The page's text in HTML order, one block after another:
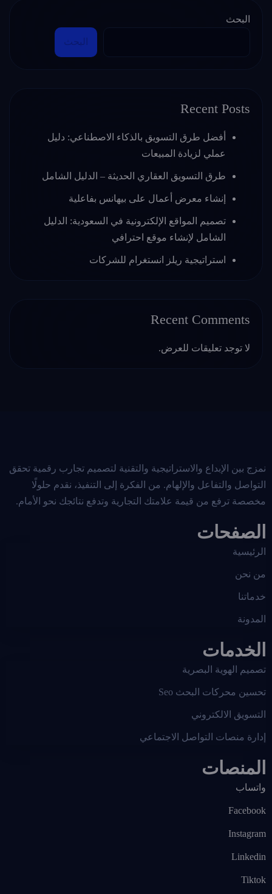
البحث
البحث
Recent Posts
أفضل طرق التسويق بالذكاء الاصطناعي: دليل
عملي لزيادة المبيعات
طرق التسويق العقاري الحديثة – الدليل الشامل
إنشاء معرض أعمال على بيهانس بفاعلية
تصميم المواقع الإلكترونية في السعودية: الدليل
الشامل لإنشاء موقع احترافي
استراتيجية ريلز انستغرام للشركات
Recent Comments
لا توجد تعليقات للعرض.
نمزج بين الإبداع والاستراتيجية والتقنية لتصميم تجارب رقمية تحقق
التواصل والتفاعل والإلهام. من الفكرة إلى التنفيذ، نقدم حلولًا
مخصصة ترفع من قيمة علامتك التجارية وتدفع نتائجك نحو الأمام.
الصفحات
الرئيسية
من نحن
خدماتنا
المدونة
الخدمات
تصميم الهوية البصرية
تحسين محركات البحث Seo
التسويق الالكتروني
إدارة منصات التواصل الاجتماعي
المنصات
واتساب
Facebook
Instagram
Linkedin
Tiktok